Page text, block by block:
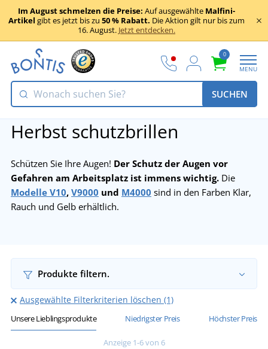
Im August schmelzen die Preise: Auf ausgewählte Malfini-
Artikel gibt es jetzt bis zu 50 % Rabatt. Die Aktion gilt nur bis zum
16. August. Jetzt entdecken.
0
MENU
SUCHEN
Herbst schutzbrillen
Schützen Sie Ihre Augen! Der Schutz der Augen vor
Gefahren am Arbeitsplatz ist immens wichtig. Die
Modelle V10, V9000 und M4000 sind in den Farben Klar,
Rauch und Gelb erhältlich.
Produkte filtern.
Ausgewählte Filterkriterien löschen (1)
Unsere Lieblingsprodukte Niedrigster Preis Höchster Preis
Anzeige 1-6 von 6